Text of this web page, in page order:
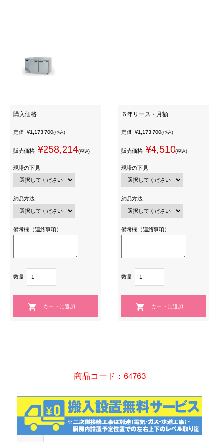
購入価格
定価 ¥1,173,700(税込)
販売価格 ¥258,214(税込)
現場の下見
納品方法
備考欄（連絡事項）
数量
６年リース・月額
定価 ¥1,173,700(税込)
販売価格 ¥4,510(税込)
現場の下見
納品方法
備考欄（連絡事項）
数量
商品コード：64763